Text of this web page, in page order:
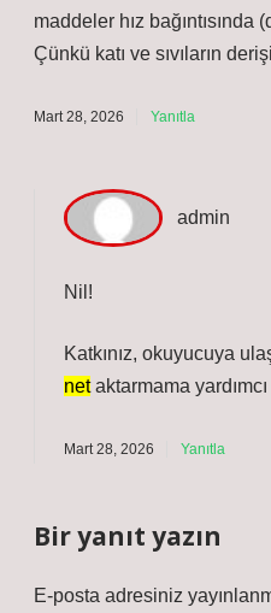
maddeler hız
Çünkü katı ve sıvıların
Mart 28, 2026 Yanıtla
Nil!
Katkınız, okuyucuya
netaktarmama
Mart 28, 2026 Yanıtla
Bir yanıt yazın
E-posta adresiniz